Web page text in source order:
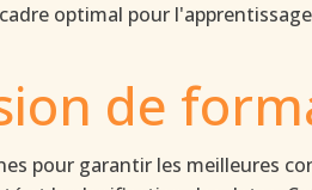
optimal pour
de
pour garantir les meilleures